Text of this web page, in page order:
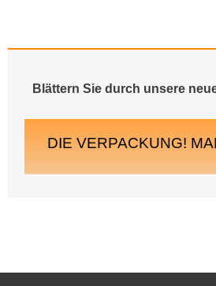
Blättern Sie durch unsere
DIE VERPACKUNG!